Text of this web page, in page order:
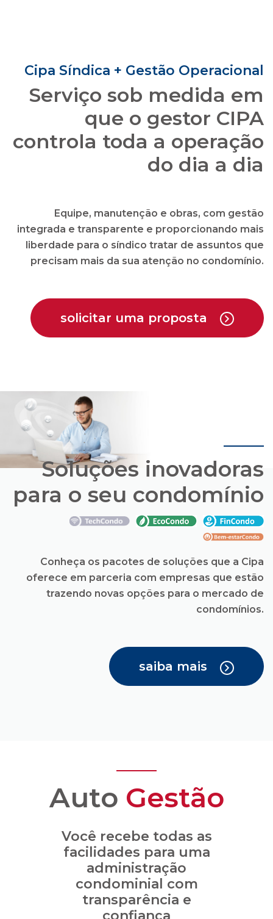
Cipa Síndica + Gestão Operacional
Serviço sob medida em
que o gestor CIPA
controla toda a operação
do dia a dia
Equipe, manutenção e obras, com gestão
integrada e transparente e proporcionando mais
liberdade para o síndico tratar de assuntos que
precisam mais da sua atenção no condomínio.
solicitar uma proposta
Soluções inovadoras
para o seu condomínio
Conheça os pacotes de soluções que a Cipa
oferece em parceria com empresas que estão
trazendo novas opções para o mercado de
condomínios.
saiba mais
Auto Gestão
Você recebe todas as
facilidades para uma
administração
condominial com
transparência e
confiança